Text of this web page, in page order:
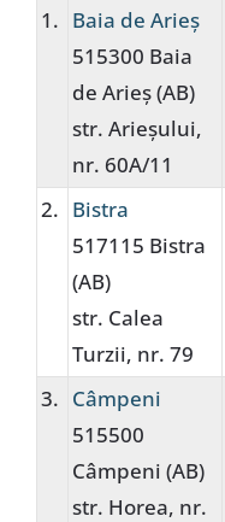
1. Baia de Arieș
515300 Baia
de Arieș (AB)
str. Arieșului,
nr. 60A/11
2. Bistra
517115 Bistra
(AB)
str. Calea
Turzii, nr. 79
3. Câmpeni
515500
Câmpeni (AB)
str. Horea, nr.